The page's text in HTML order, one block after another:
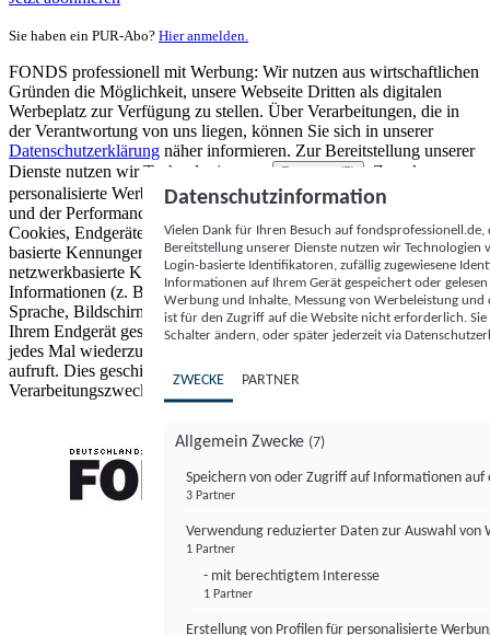
Sie haben ein PUR-Abo? Hier anmelden.
FONDS professionell mit Werbung: Wir nutzen aus wirtschaftlichen
Gründen die Möglichkeit, unsere Webseite Dritten als digitalen
Werbeplatz zur Verfügung zu stellen. Über Verarbeitungen, die in
der Verantwortung von uns liegen, können Sie sich in unserer
Datenschutzerklärung näher informieren. Zur Bereitstellung unserer
Dienste nutzen wir Technologien von
Partnern (5)
. Zwecke:
personalisierte Werbung und Inhalte, Messung von Werbeleistung
und der Performance von Inhalten sowie Zielgruppenforschung.
Cookies, Endgeräte- oder ähnliche Online-Kennungen (z. B. login-
basierte Kennungen, zufällig generierte Kennungen,
netzwerkbasierte Kennungen) können zusammen mit anderen
Informationen (z. B. Browsertyp und Browserinformationen,
Sprache, Bildschirmgröße, unterstützte Technologien usw.) auf
Ihrem Endgerät gespeichert oder von dort ausgelesen werden, um es
jedes Mal wiederzuerkennen, wenn es eine App oder einer Webseite
aufruft. Dies geschieht für einen oder mehrere der hier aufgeführten
Verarbeitungszwecke.
Datenschutzinformation
Vielen Dank für Ihren Besuch auf
Bereitstellung unserer Dienste nutzen wir Technologien
Login-basierte Identifikatoren, zufällig zugewiesene
Informationen auf Ihrem Gerät gespeichert oder
Werbung und Inhalte, Messung von Werbeleistung
ist für den Zugriff auf die Website nicht erforderlich.
Schalter ändern, oder später jederzeit via
ZWECKE PARTNER
Allgemein Zwecke (7)
Speichern von oder Zugriff auf Informationen auf
3 Partner
Verwendung reduzierter Daten zur Auswahl von
1 Partner
- mit berechtigtem Interesse
1 Partner
Erstellung von Profilen für personalisierte
FONDS professionell